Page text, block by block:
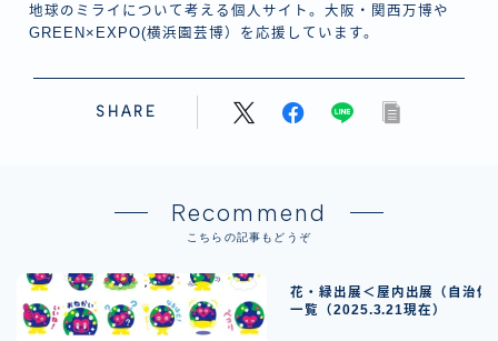
地球のミライについて考える個人サイト。大阪・関西万博や
GREEN×EXPO(横浜園芸博）を応援しています。
SHARE
Recommend
こちらの記事もどうぞ
花・緑出展＜屋内出展（自治体
一覧（2025.3.21現在）